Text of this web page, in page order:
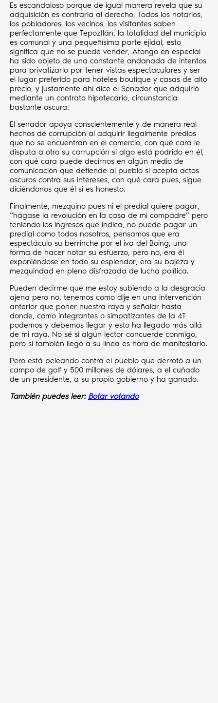
Es escandaloso porque de igual manera revela que su
adquisición es contraria al derecho, Todos los notarios,
los pobladores, los vecinos, los visitantes saben
perfectamente que Tepoztlán, la totalidad del municipio
es comunal y una pequeñísima parte ejidal, esto
significa que no se puede vender, Atongo en especial
ha sido objeto de una constante andanada de intentos
para privatizarlo por tener vistas espectaculares y ser
el lugar preferido para hoteles boutique y casas de alto
precio, y justamente ahí dice el Senador que adquirió
mediante un contrato hipotecario, circunstancia
bastante oscura.
El senador apoya conscientemente y de manera real
hechos de corrupción al adquirir ilegalmente predios
que no se encuentran en el comercio, con qué cara le
disputa a otro su corrupción si algo está podrido en él,
con qué cara puede decirnos en algún medio de
comunicación que defiende al pueblo si acepta actos
oscuros contra sus intereses, con qué cara pues, sigue
diciéndonos que él si es honesto.
Finalmente, mezquino pues ni el predial quiere pagar,
“hágase la revolución en la casa de mi compadre” pero
teniendo los ingresos que indica, no puede pagar un
predial como todos nosotros, pensamos que era
espectáculo su berrinche por el iva del Boing, una
forma de hacer notar su esfuerzo, pero no, era él
exponiéndose en todo su esplendor, era su bajeza y
mezquindad en pleno disfrazada de lucha política.
Pueden decirme que me estoy subiendo a la desgracia
ajena pero no, tenemos como dije en una intervención
anterior que poner nuestra raya y señalar hasta
donde, como integrantes o simpatizantes de la 4T
podemos y debemos llegar y esto ha llegado más allá
de mi raya. No sé si algún lector concuerde conmigo,
pero si también llegó a su línea es hora de manifestarlo.
Pero está peleando contra el pueblo que derrotó a un
campo de golf y 500 millones de dólares, a el cuñado
de un presidente, a su propio gobierno y ha ganado.
También puedes leer: Botar votando